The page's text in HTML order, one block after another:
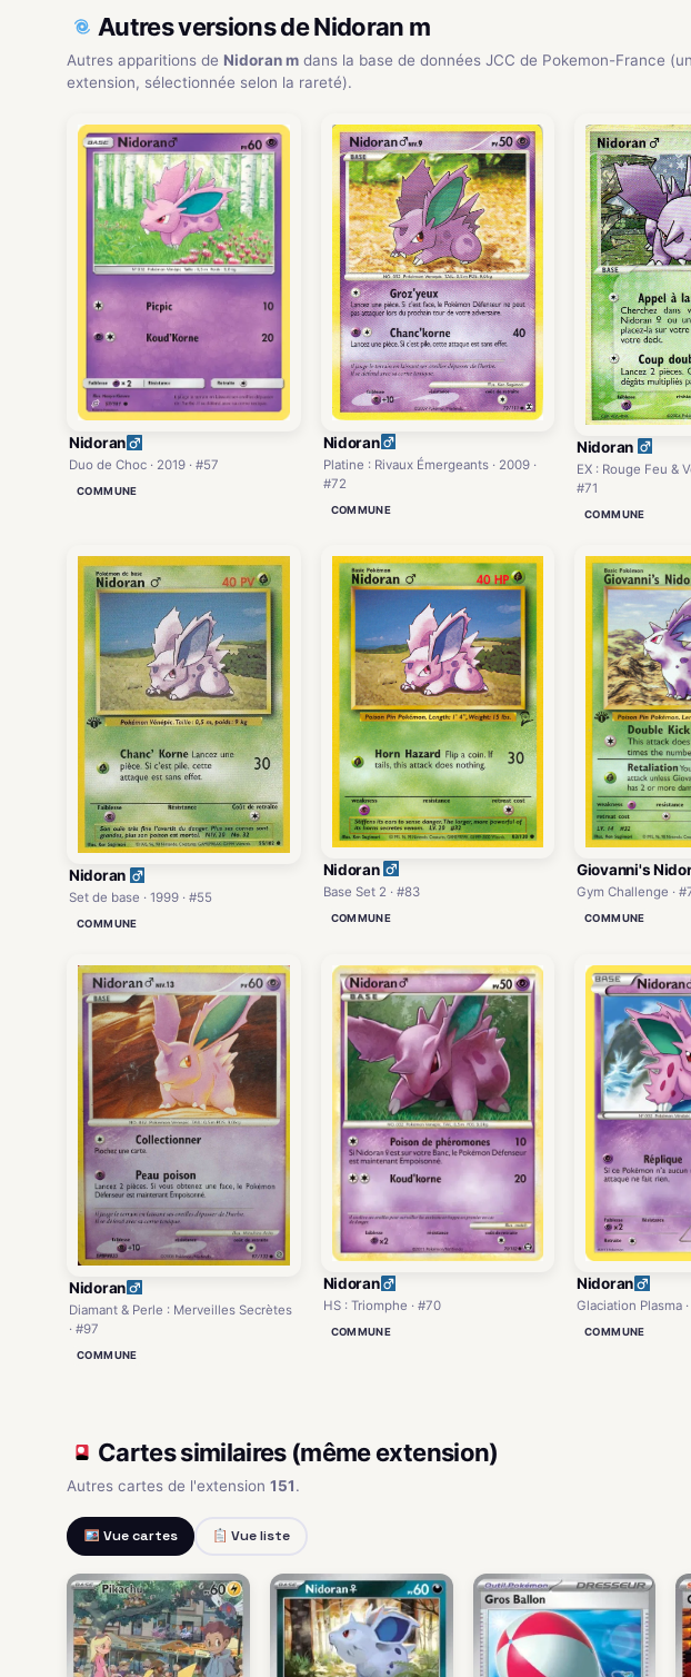
Autres versions de Nidoran m
Autres apparitions de Nidoran m dans la base de données JCC de Pokemon-France
extension, sélectionnée selon la rareté).
Nidoran
Duo de Choc · 2019 · #57
COMMUNE
Nidoran
Platine : Rivaux Émergeants · 2009 ·
#72
COMMUNE
Nidoran
EX : Rouge Feu &
#71
COMMUNE
Nidoran
Set de base · 1999 · #55
COMMUNE
Nidoran
Base Set 2 · #83
COMMUNE
Giovanni's
Gym Challenge ·
COMMUNE
Nidoran
Diamant & Perle : Merveilles Secrètes
· #97
COMMUNE
Nidoran
HS : Triomphe · #70
COMMUNE
Nidoran
Glaciation Plasma
COMMUNE
Cartes similaires (même extension)
Autres cartes de l'extension 151.
Vue cartes Vue liste